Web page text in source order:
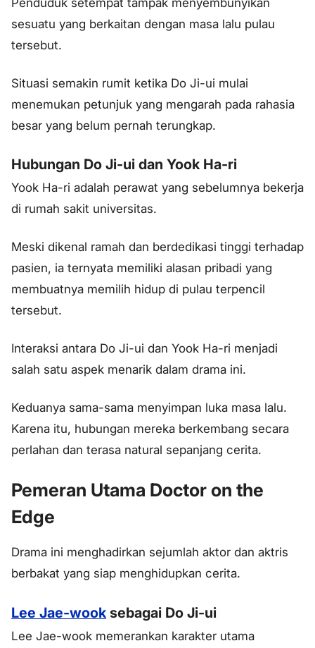
sesuatu yang berkaitan dengan masa lalu pulau
tersebut.
Situasi semakin rumit ketika Do Ji-ui mulai
menemukan petunjuk yang mengarah pada rahasia
besar yang belum pernah terungkap.
Hubungan Do Ji-ui dan Yook Ha-ri
Yook Ha-ri adalah perawat yang sebelumnya bekerja
di rumah sakit universitas.
Meski dikenal ramah dan berdedikasi tinggi terhadap
pasien, ia ternyata memiliki alasan pribadi yang
membuatnya memilih hidup di pulau terpencil
tersebut.
Interaksi antara Do Ji-ui dan Yook Ha-ri menjadi
salah satu aspek menarik dalam drama ini.
Keduanya sama-sama menyimpan luka masa lalu.
Karena itu, hubungan mereka berkembang secara
perlahan dan terasa natural sepanjang cerita.
Pemeran Utama Doctor on the
Edge
Drama ini menghadirkan sejumlah aktor dan aktris
berbakat yang siap menghidupkan cerita.
Lee Jae-wook sebagai Do Ji-ui
Lee Jae-wook memerankan karakter utama